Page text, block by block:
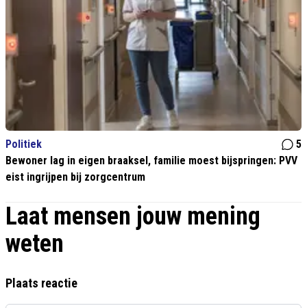
Politiek
5
Bewoner lag in eigen braaksel, familie moest bijspringen: PVV
eist ingrijpen bij zorgcentrum
Laat mensen jouw mening
weten
Plaats reactie